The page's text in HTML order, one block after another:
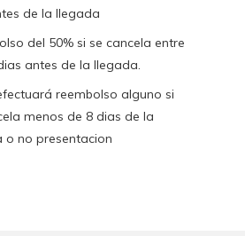
de la llegada
del 50% si se cancela entre
antes de la llegada.
reembolso alguno si
menos de 8 dias de la
o no presentacion